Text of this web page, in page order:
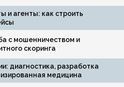
и агенты: как строить
с мошенничеством и
скоринга
диагностика, разработка
медицина